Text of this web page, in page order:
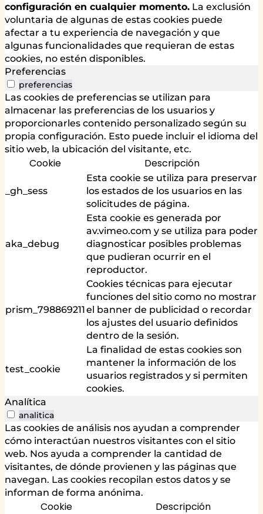
configuración en cualquier momento. La exclusión
voluntaria de algunas de estas cookies puede
afectar a tu experiencia de navegación y que
algunas funcionalidades que requieran de estas
cookies, no estén disponibles.
Preferencias
preferencias
Las cookies de preferencias se utilizan para
almacenar las preferencias de los usuarios y
proporcionarles contenido personalizado según su
propia configuración. Esto puede incluir el idioma del
sitio web, la ubicación del visitante, etc.
Cookie Descripción
_gh_sess
Esta cookie se utiliza para preservar
los estados de los usuarios en las
solicitudes de página.
aka_debug
Esta cookie es generada por
av.vimeo.com y se utiliza para poder
diagnosticar posibles problemas
que pudieran ocurrir en el
reproductor.
prism_798869211
Cookies técnicas para ejecutar
funciones del sitio como no mostrar
el banner de publicidad o recordar
los ajustes del usuario definidos
dentro de la sesión.
test_cookie
La finalidad de estas cookies son
mantener la información de los
usuarios registrados y si permiten
cookies.
Analítica
analitica
Las cookies de análisis nos ayudan a comprender
cómo interactúan nuestros visitantes con el sitio
web. Nos ayuda a comprender la cantidad de
visitantes, de dónde provienen y las páginas que
navegan. Las cookies recopilan estos datos y se
informan de forma anónima.
Cookie Descripción